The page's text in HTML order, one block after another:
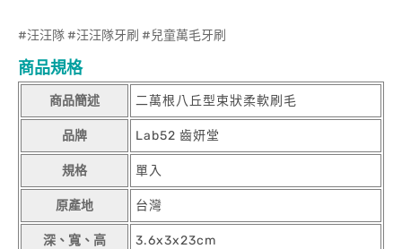
#汪汪隊 #汪汪隊牙刷 #兒童萬毛牙刷
商品規格
商品簡述 二萬根八丘型束狀柔軟刷毛
品牌 Lab52 齒妍堂
規格 單入
原產地 台灣
深、寬、高 3.6x3x23cm